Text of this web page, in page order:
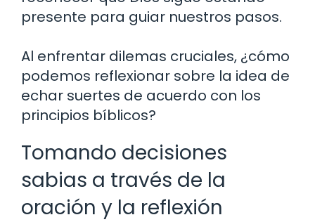
presente para guiar nuestros pasos.
Al enfrentar dilemas cruciales, ¿cómo
podemos reflexionar sobre la idea de
echar suertes de acuerdo con los
principios bíblicos?
Tomando decisiones
sabias a través de la
oración y la reflexión